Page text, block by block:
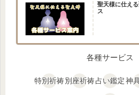
聖天様に仕え
ス
各種サービス
特別祈祷別座祈祷占い鑑定神